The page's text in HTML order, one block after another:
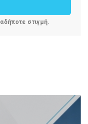
στιγμή.